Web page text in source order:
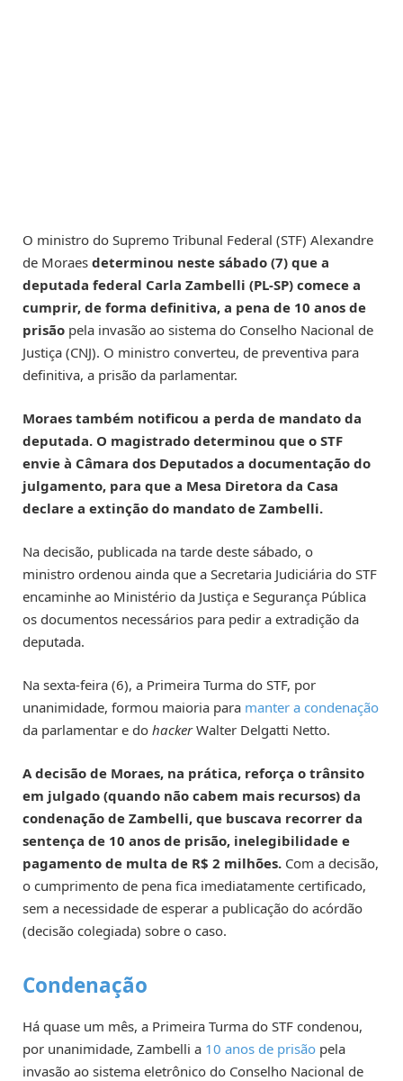
O ministro do Supremo Tribunal Federal (STF) Alexandre
de Moraes determinou neste sábado (7) que a
deputada federal Carla Zambelli (PL-SP) comece a
cumprir, de forma definitiva, a pena de 10 anos de
prisão pela invasão ao sistema do Conselho Nacional de
Justiça (CNJ). O ministro converteu, de preventiva para
definitiva, a prisão da parlamentar.
Moraes também notificou a perda de mandato da
deputada. O magistrado determinou que o STF
envie à Câmara dos Deputados a documentação do
julgamento, para que a Mesa Diretora da Casa
declare a extinção do mandato de Zambelli.
Na decisão, publicada na tarde deste sábado, o
ministro ordenou ainda que a Secretaria Judiciária do STF
encaminhe ao Ministério da Justiça e Segurança Pública
os documentos necessários para pedir a extradição da
deputada.
Na sexta-feira (6), a Primeira Turma do STF, por
unanimidade, formou maioria para manter a condenação
da parlamentar e do hackerWalter Delgatti Netto.
A decisão de Moraes, na prática, reforça o trânsito
em julgado (quando não cabem mais recursos) da
condenação de Zambelli, que buscava recorrer da
sentença de 10 anos de prisão, inelegibilidade e
pagamento de multa de R$ 2 milhões. Com a decisão,
o cumprimento de pena fica imediatamente certificado,
sem a necessidade de esperar a publicação do acórdão
(decisão colegiada) sobre o caso.
Condenação
Há quase um mês, a Primeira Turma do STF condenou,
por unanimidade, Zambelli a 10 anos de prisão pela
invasão ao sistema eletrônico do Conselho Nacional de